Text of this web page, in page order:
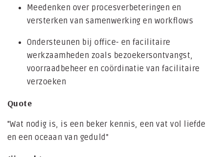
Meedenken over procesverbeteringen en
versterken van samenwerking en workflows
Ondersteunen bij office- en facilitaire
werkzaamheden zoals bezoekersontvangst,
voorraadbeheer en coördinatie van facilitaire
verzoeken
Quote
"Wat nodig is, is een beker kennis, een vat vol liefde
en een oceaan van geduld"